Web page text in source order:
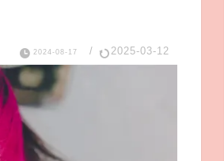
2024-08-17 / 2025-03-12